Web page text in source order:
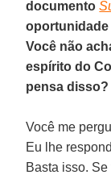
documento
oportunidade
Você não
espírito do
pensa disso?
Você me
Eu lhe
Basta isso.